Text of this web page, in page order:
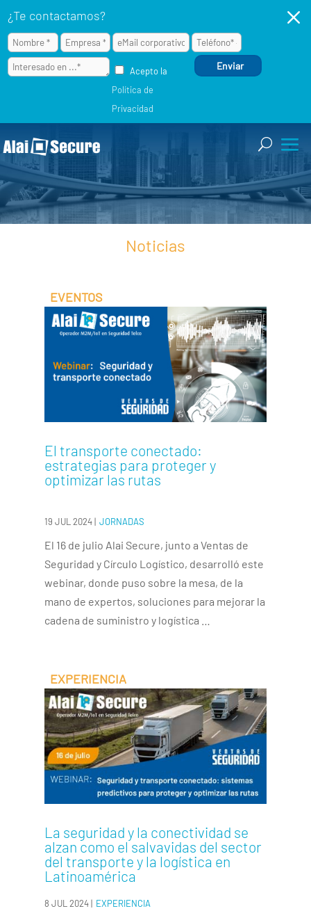
¿Te contactamos?
Acepto la
Política de
Privacidad
M
Noticias
El transporte conectado:
estrategias para proteger y
optimizar las rutas
19 JUL 2024| JORNADAS
El 16 de julio Alai Secure, junto a Ventas de
Seguridad y Círculo Logístico, desarrolló este
webinar, donde puso sobre la mesa, de la
mano de expertos, soluciones para mejorar la
cadena de suministro y logística …
La seguridad y la conectividad se
alzan como el salvavidas del sector
del transporte y la logística en
Latinoamérica
8 JUL 2024| EXPERIENCIA